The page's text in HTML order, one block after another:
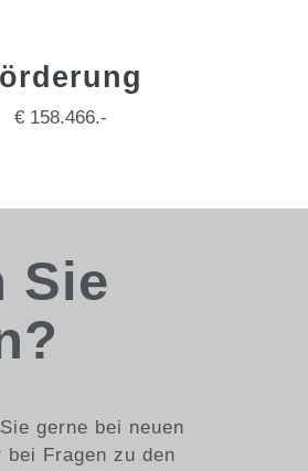
€ 158.466.-
Sie
gerne bei neuen
Fragen zu den